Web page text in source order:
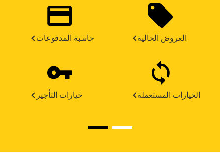
حاسبة المدفوعات العروض الحالية
خيارات التأجير الخيارات المستعملة